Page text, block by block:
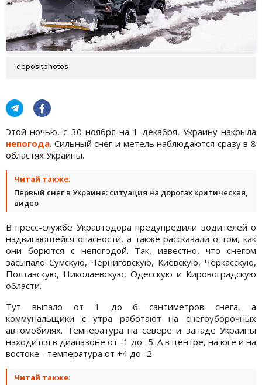
depositphotos
Этой ночью, с 30 ноября на 1 декабря, Украину накрыла
непогода. Сильный снег и метель наблюдаются сразу в 8
областях Украины.
Читай также:
Первый снег в Украине: ситуация на дорогах критическая,
видео
В пресс-службе Укравтодора предупредили водителей о
надвигающейся опасности, а также рассказали о том, как
они борются с непогодой. Так, известно, что снегом
засыпало Сумскую, Черниговскую, Киевскую, Черкасскую,
Полтавскую, Николаевскую, Одесскую и Кировоградскую
области.
Тут выпало от 1 до 6 сантиметров снега, а
коммунальщики с утра работают на снегоуборочных
автомобилях. Температура на севере и западе Украины
находится в диапазоне от -1 до -5. А в центре, на юге и на
востоке - температура от +4 до -2.
Читай также: